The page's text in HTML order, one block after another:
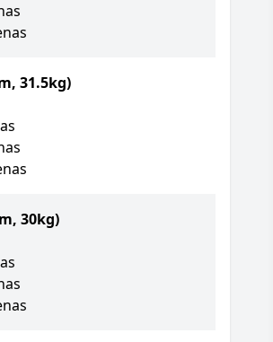
31.5kg)
30kg)